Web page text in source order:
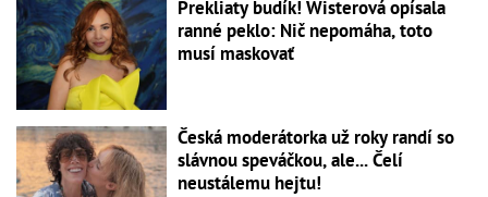
Prekliaty budík! Wisterová opísala
ranné peklo: Nič nepomáha, toto
musí maskovať
Česká moderátorka už roky randí so
slávnou speváčkou, ale... Čelí
neustálemu hejtu!